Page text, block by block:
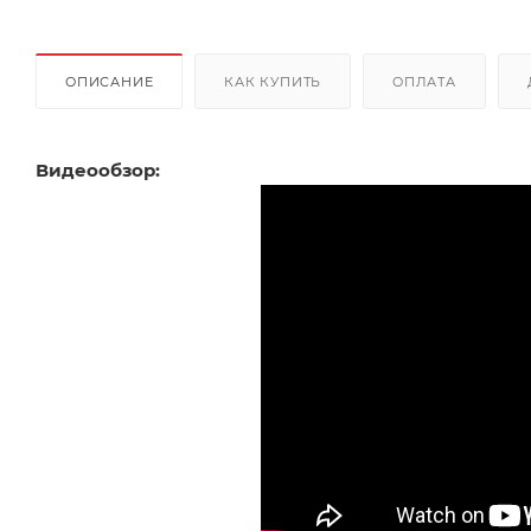
ОПИСАНИЕ КАК КУПИТЬ ОПЛАТА
Видеообзор: